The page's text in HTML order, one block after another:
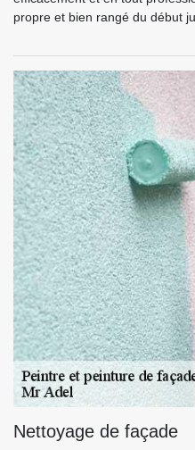
propre et bien rangé du début
Nettoyage de façade